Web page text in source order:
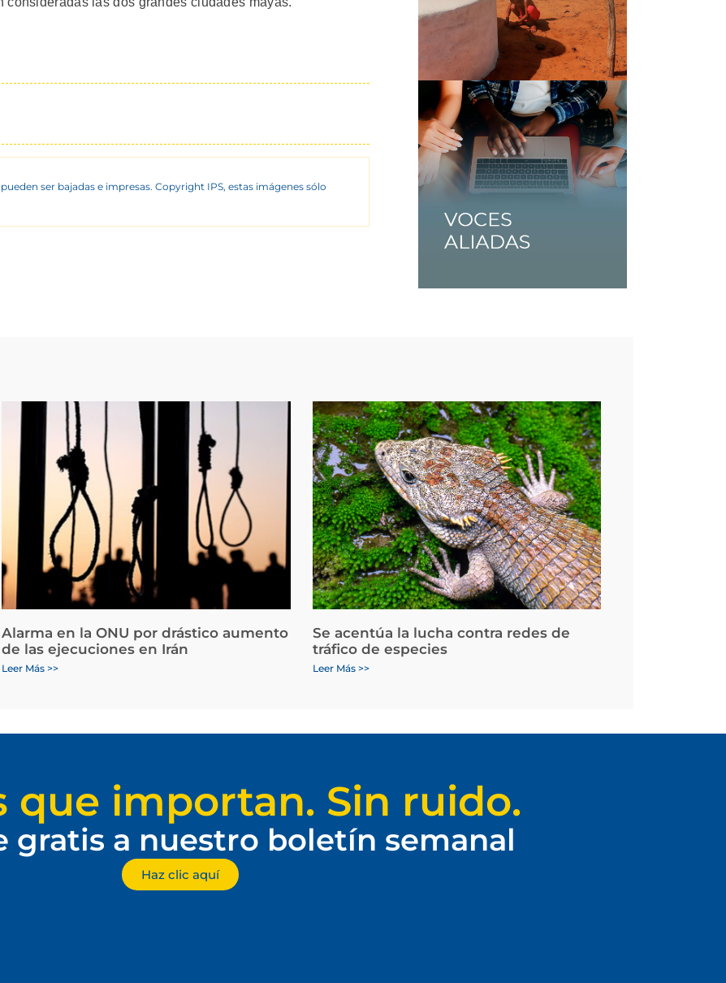
ser bajadas e impresas. Copyright IPS, estas imágenes sólo
Alarma en la ONU por drástico aumento
de las ejecuciones en Irán
Leer Más >>
Se acentúa la lucha contra redes de
tráfico de especies
Leer Más >>
que importan. Sin ruido.
gratis a nuestro boletín semanal
Haz clic aquí